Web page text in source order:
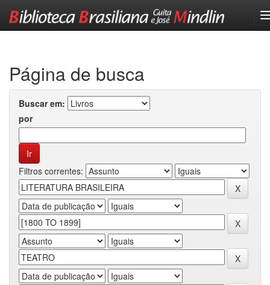
Página de busca
Buscar em:
por
Filtros correntes: